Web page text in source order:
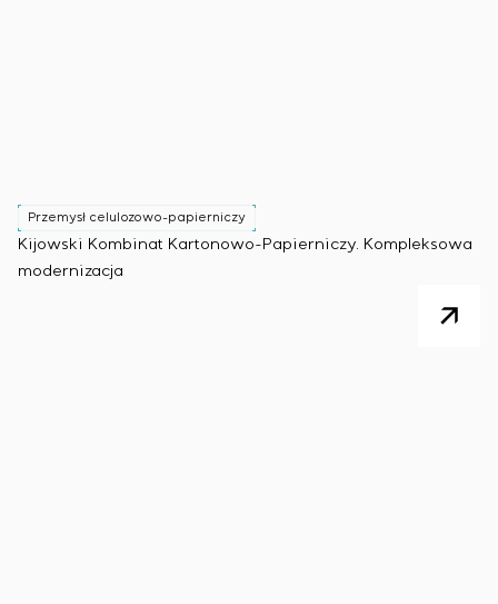
Przemysł celulozowo-papierniczy
Kijowski Kombinat Kartonowo-Papierniczy. Kompleksowa
modernizacja